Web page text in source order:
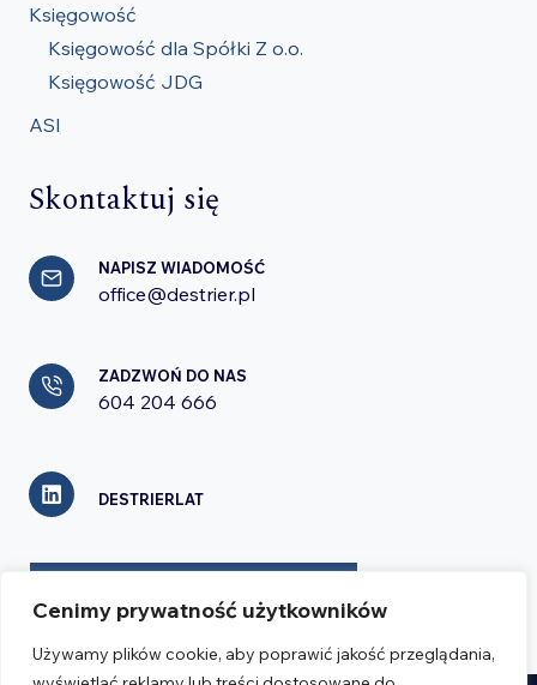
Cenimy prywatność użytkowników
Używamy plików cookie, aby poprawić jakość przeglądania,
Księgowość
Księgowość dla Spółki Z o.o.
Księgowość JDG
ASI
Skontaktuj się
NAPISZ WIADOMOŚĆ
office@destrier.pl
ZADZWOŃ DO NAS
604 204 666
DESTRIERLAT
FORMULARZ KONTAKTOWY